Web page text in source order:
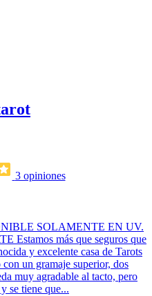
3 opiniones
SOLAMENTE EN UV.
Estamos más que seguros que
y excelente casa de Tarots
un gramaje superior, dos
muy agradable al tacto, pero
se tiene que...